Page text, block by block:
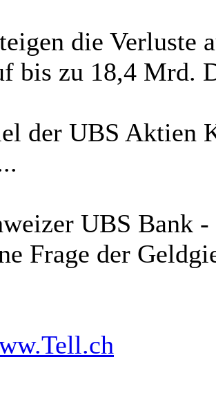
die Verluste
bis zu 18,4 Mrd.
der UBS Aktien
UBS Bank
Frage der